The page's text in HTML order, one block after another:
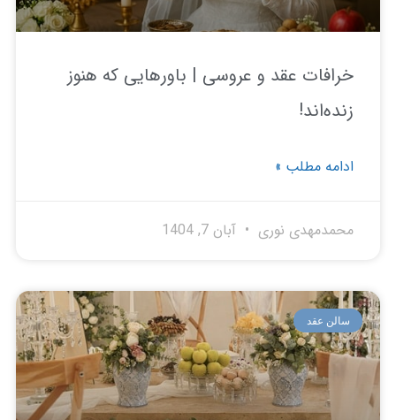
عقد و عروسی | باورهایی که هنوز
مطلب »
نوری آبان 7, 1404
عقد